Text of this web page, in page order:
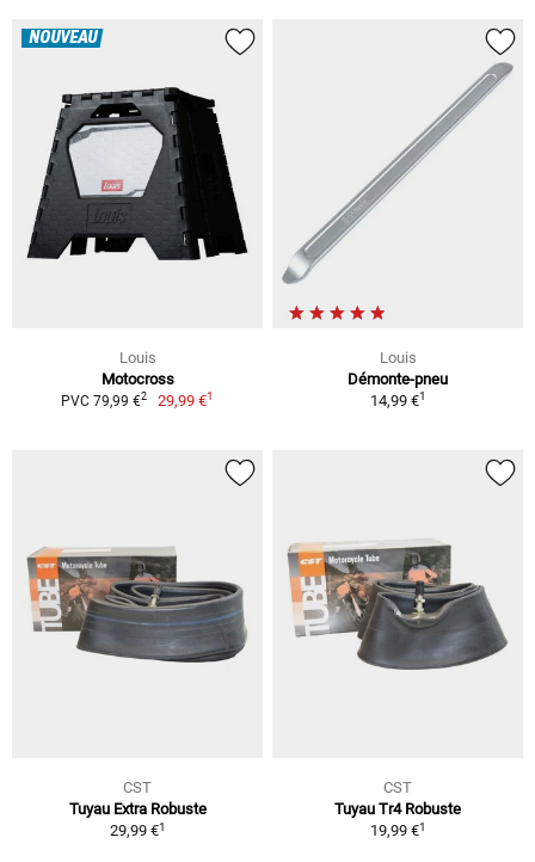
NOUVEAU
Louis
Motocross
PVC 79,99 €2 29,99 €1
Louis
Démonte-pneu
14,99 €1
CST
Tuyau Extra Robuste
29,99 €1
CST
Tuyau Tr4 Robuste
19,99 €1